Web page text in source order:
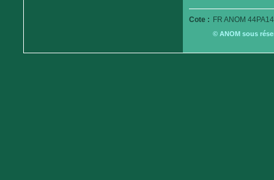
Cote : FR ANOM
© ANOM sous